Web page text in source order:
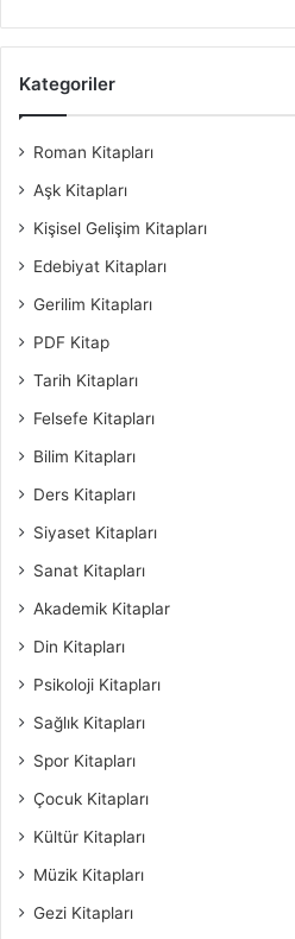
Kategoriler
Roman Kitapları
Aşk Kitapları
Kişisel Gelişim Kitapları
Edebiyat Kitapları
Gerilim Kitapları
PDF Kitap
Tarih Kitapları
Felsefe Kitapları
Bilim Kitapları
Ders Kitapları
Siyaset Kitapları
Sanat Kitapları
Akademik Kitaplar
Din Kitapları
Psikoloji Kitapları
Sağlık Kitapları
Spor Kitapları
Çocuk Kitapları
Kültür Kitapları
Müzik Kitapları
Gezi Kitapları